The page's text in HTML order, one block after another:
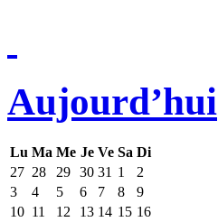
Aujourd’hui
Lu Ma Me Je Ve Sa Di
27 28 29 30 31 1
2
3
4 5 6 7 8
9
10 11 12 13 14 15 16